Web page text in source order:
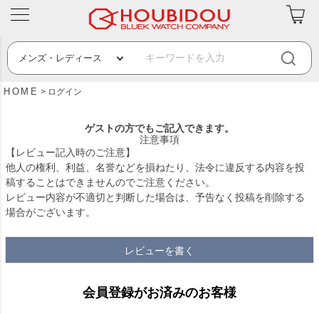
HOME ログイン
ゲストの方でもご記入できます。
注意事項
【レビュー記入時のご注意】
他人の権利、利益、名誉などを損ねたり、法令に違反する内容を投
稿することはできませんのでご注意ください。
レビュー内容が不適切と判断した場合は、予告なく投稿を削除する
場合がございます。
レビューを書く
会員登録がお済みのお客様